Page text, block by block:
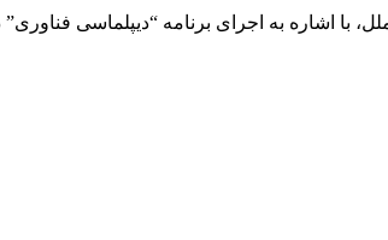
با اشاره به اجرای برنامه “دیپلماسی